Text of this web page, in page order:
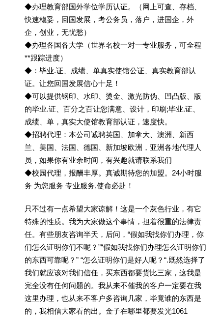
◆办理教育部国外学位学历认证。（网上可查、存档、
快速稳妥，回国发展，考公务员，落户，进国企，外
企，创业，无忧愁）
◆办理各国各大学（世界名校一对一专业服务，可全程
**跟踪进度）
◆：毕业.证、成绩、单真实使馆公证、真实教育部认
证。让您回国发展信心十足！
◆可以提供钢印、水印、烫金、激光防伪、凹凸版、版
的毕业.证、百分之百让您满意、设计，印刷;毕业.证、
成绩、单，真实大使馆教育部认证，速度快。
◆招聘代理：本公司诚聘英国、加拿大、澳洲、新西
兰、美国、法国、德国、新加坡欧洲，亚洲各地代理人
员，如果你有业余时间，有兴趣就请联系我们
◆校园代理，报酬丰厚。真诚期待您的加盟。24小时服
务 为您服务 专业服务,使命必赴！
只不过有一点希望大家谅解！这是一个灰色行业，有它
特殊的性质。我为大家做这个事情，担着很重的法律责
任。有些朋友咨询半天，后问，“假如我找你们办理，你
们怎么证明你们不呢？”“假如我找你们办理怎么证明你们
的东西可靠呢？” “怎么证明你们是好人呢？“.既然选择了
我们就应该对我们信任，买东西都要货比三家，这我是
完全没有任何问题的。我从来不催我的客户一定要在我
这里办理，也从来不客户多咨询几家，毕竟谁的东西是
的，我相信大家看的出。金子在哪里都要发光1061